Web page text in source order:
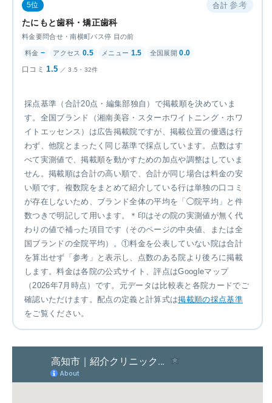
5位
たにもと歯科・矯正歯科
料金要問合せ・南横町バス停 目の前
参考
−
1.5 3.5・32件
0.5 1.5 0.0
採点基準（合計20点・編集部独自）で掲載順を決めていま
す。全国ブランド（湘南美容・スターホワイトニング・ホワ
イトエッセンス）は広告掲載院ですが、掲載位置の優遇は行
わず、他院とまったく同じ基準で採点しています。点数はす
べて実測値で、掲載順を動かすための加点や調整はしていま
せん。掲載順は合計の高い順で、合計が同じ場合は料金の安
い順です。複数院をまとめて紹介している行は単独の口コミ
が存在しないため、ブランド全体の平均を「◯院平均」と件
数つきで明記して用います。＊印はその院の実測値が無く代
わりの値で補った項目です（そのページの中央値、または全
国ブランドの全院平均）。①料金を公表していない院は合計
を算出せず「参考」と表示し、点数のある院より後ろに掲載
します。料金は各院の公式サイト、評点はGoogleマップ
（2026年7月時点）です。元データは比較表と各院カードでご
確認いただけます。配点の定義と計算式は掲載順の採点基準
をご覧ください。